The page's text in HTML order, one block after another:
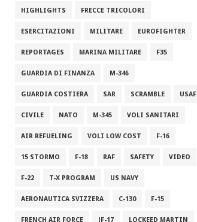
HIGHLIGHTS FRECCE TRICOLORI
ESERCITAZIONI MILITARE EUROFIGHTER
REPORTAGES MARINA MILITARE F35
GUARDIA DI FINANZA M-346
GUARDIA COSTIERA SAR SCRAMBLE USAF
CIVILE NATO M-345 VOLI SANITARI
AIR REFUELING VOLI LOW COST F-16
15 STORMO F-18 RAF SAFETY VIDEO
F-22 T-X PROGRAM US NAVY
AERONAUTICA SVIZZERA C-130 F-15
FRENCH AIR FORCE JF-17 LOCKEED MARTIN